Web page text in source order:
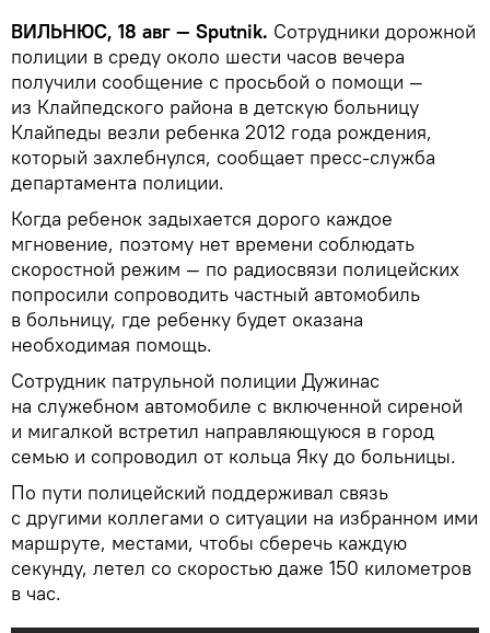
ВИЛЬНЮС, 18 авг — Sputnik. Сотрудники дорожной
полиции в среду около шести часов вечера
получили сообщение с просьбой о помощи —
из Клайпедского района в детскую больницу
Клайпеды везли ребенка 2012 года рождения,
который захлебнулся, сообщает пресс-служба
департамента полиции.
Когда ребенок задыхается дорого каждое
мгновение, поэтому нет времени соблюдать
скоростной режим — по радиосвязи полицейских
попросили сопроводить частный автомобиль
в больницу, где ребенку будет оказана
необходимая помощь.
Сотрудник патрульной полиции Дужинас
на служебном автомобиле с включенной сиреной
и мигалкой встретил направляющуюся в город
семью и сопроводил от кольца Яку до больницы.
По пути полицейский поддерживал связь
с другими коллегами о ситуации на избранном ими
маршруте, местами, чтобы сберечь каждую
секунду, летел со скоростью даже 150 километров
в час.